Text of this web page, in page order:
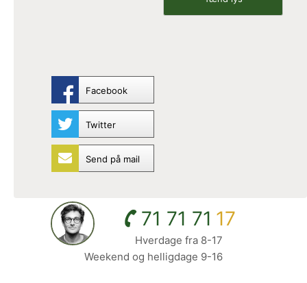
Facebook
Twitter
Send på mail
71 71 71 17
Hverdage fra 8-17
Weekend og helligdage 9-16